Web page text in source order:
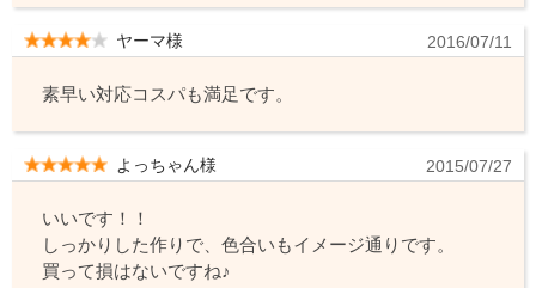
ヤーマ様 2016/07/11
素早い対応コスパも満足です。
よっちゃん様 2015/07/27
いいです！！
しっかりした作りで、色合いもイメージ通りです。
買って損はないですね♪